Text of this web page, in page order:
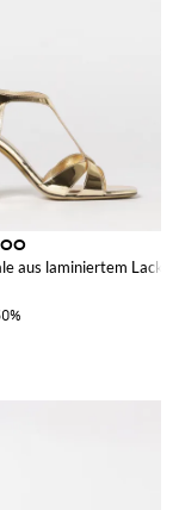
aus laminiertem